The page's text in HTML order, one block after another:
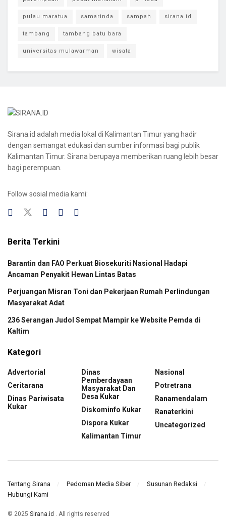
pulau maratua samarinda sampah sirana.id
tambang tambang batu bara
universitas mulawarman wisata
Sirana.id adalah media lokal di Kalimantan Timur yang hadir
dengan semangat edukasi dan sumber informasi bagi publik
Kalimantan Timur. Sirana berupaya memberikan ruang lebih besar
bagi perempuan.
Follow sosial media kami:
Berita Terkini
Barantin dan FAO Perkuat Biosekuriti Nasional Hadapi
Ancaman Penyakit Hewan Lintas Batas
Perjuangan Misran Toni dan Pekerjaan Rumah Perlindungan
Masyarakat Adat
236 Serangan Judol Sempat Mampir ke Website Pemda di
Kaltim
Kategori
Advertorial
Ceritarana
Dinas Pariwisata
Kukar
Dinas
Pemberdayaan
Masyarakat Dan
Desa Kukar
Diskominfo Kukar
Dispora Kukar
Kalimantan Timur
Nasional
Potretrana
Ranamendalam
Ranaterkini
Uncategorized
Tentang Sirana Pedoman Media Siber
Susunan Redaksi
Hubungi Kami
© 2025 Sirana.id . All rights reserved